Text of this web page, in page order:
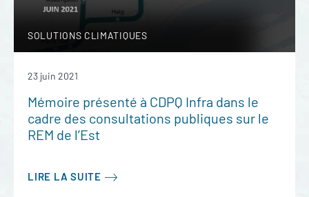
SOLUTIONS CLIMATIQUES
23 juin 2021
Mémoire présenté à CDPQ Infra dans le
cadre des consultations publiques sur le
REM de l’Est
LIRE LA SUITE